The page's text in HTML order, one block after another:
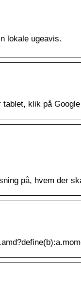
lokale ugeavis.
tablet, klik på
på, hvem der